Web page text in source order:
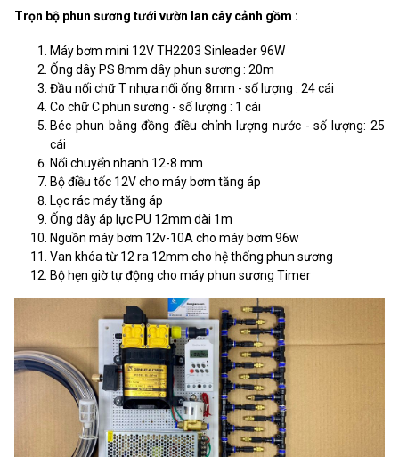
Trọn bộ phun sương tưới vườn lan cây cảnh gồm :
Máy bơm mini 12V TH2203 Sinleader 96W
Ống dây PS 8mm dây phun sương : 20m
Đầu nối chữ T nhựa nối ống 8mm - số lượng : 24 cái
Co chữ C phun sương - số lượng : 1 cái
Béc phun bằng đồng điều chỉnh lượng nước - số lượng: 25
cái
Nối chuyển nhanh 12-8 mm
Bộ điều tốc 12V cho máy bơm tăng áp
Lọc rác máy tăng áp
Ống dây áp lực PU 12mm dài 1m
Nguồn máy bơm 12v-10A cho máy bơm 96w
Van khóa từ 12 ra 12mm cho hệ thống phun sương
Bộ hẹn giờ tự động cho máy phun sương Timer